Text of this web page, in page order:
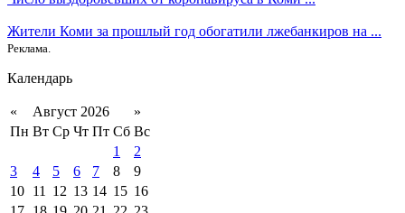
Жители Коми за прошлый год обогатили лжебанкиров на ...
Реклама.
Календарь
« Август 2026
»
Пн Вт Ср Чт Пт Сб Вс
1
2
3
4 5 6 7 8
9
10 11 12 13 14 15 16